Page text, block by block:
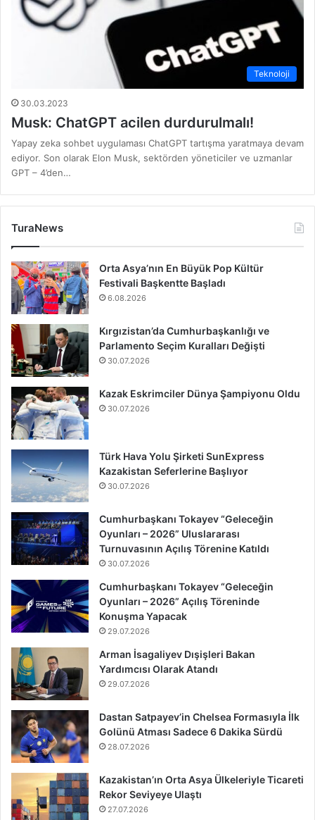
Teknoloji
30.03.2023
Musk: ChatGPT acilen durdurulmalı!
Yapay zeka sohbet uygulaması ChatGPT tartışma yaratmaya devam
ediyor. Son olarak Elon Musk, sektörden yöneticiler ve uzmanlar
GPT – 4’den…
TuraNews
Orta Asya’nın En Büyük Pop Kültür
Festivali Başkentte Başladı
6.08.2026
Kırgızistan’da Cumhurbaşkanlığı ve
Parlamento Seçim Kuralları Değişti
30.07.2026
Kazak Eskrimciler Dünya Şampiyonu Oldu
30.07.2026
Türk Hava Yolu Şirketi SunExpress
Kazakistan Seferlerine Başlıyor
30.07.2026
Cumhurbaşkanı Tokayev “Geleceğin
Oyunları – 2026” Uluslararası
Turnuvasının Açılış Törenine Katıldı
30.07.2026
Cumhurbaşkanı Tokayev “Geleceğin
Oyunları – 2026” Açılış Töreninde
Konuşma Yapacak
29.07.2026
Arman İsagaliyev Dışişleri Bakan
Yardımcısı Olarak Atandı
29.07.2026
Dastan Satpayev’in Chelsea Formasıyla İlk
Golünü Atması Sadece 6 Dakika Sürdü
28.07.2026
Kazakistan’ın Orta Asya Ülkeleriyle Ticareti
Rekor Seviyeye Ulaştı
27.07.2026